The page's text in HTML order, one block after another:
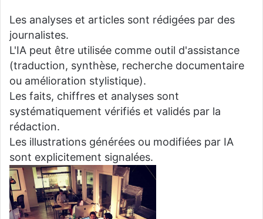
Les analyses et articles sont rédigées par des
journalistes.
L'IA peut être utilisée comme outil d'assistance
(traduction, synthèse, recherche documentaire
ou amélioration stylistique).
Les faits, chiffres et analyses sont
systématiquement vérifiés et validés par la
rédaction.
Les illustrations générées ou modifiées par IA
sont explicitement signalées.